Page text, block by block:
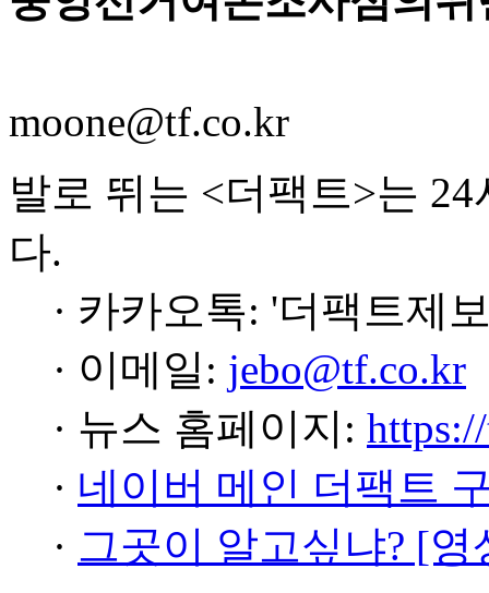
moone@tf.co.kr
발로 뛰는 <더팩트>는
다.
· 카카오톡: '더팩트제
· 이메일: jebo@tf.co.kr
· 뉴스 홈페이지:
· 네이버 메인 더팩트
· 그곳이 알고싶냐? [